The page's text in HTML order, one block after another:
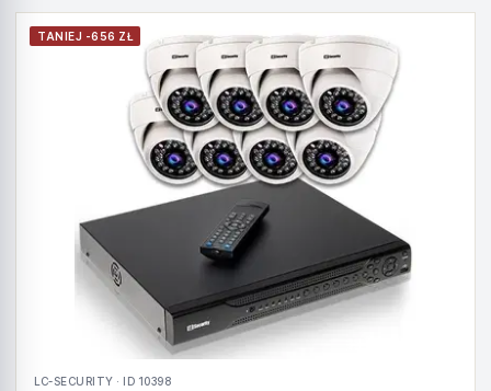
TANIEJ -656 ZŁ
LC-SECURITY · ID 10398